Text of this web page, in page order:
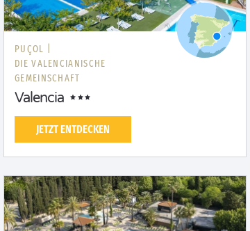
PUÇOL |
DIE VALENCIANISCHE
GEMEINSCHAFT
Valencia
JETZT ENTDECKEN